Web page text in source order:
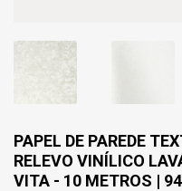
PAPEL DE PAREDE
RELEVO VINÍLICO
VITA - 10 METROS |